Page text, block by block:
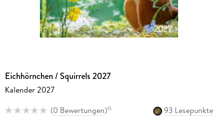
Eichhörnchen / Squirrels 2027
Kalender 2027
(0 Bewertungen)15
93 Lesepunkte